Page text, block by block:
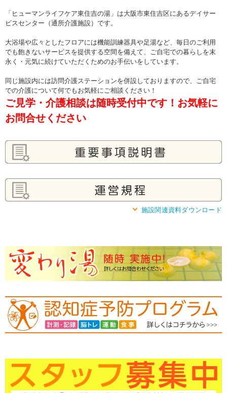
「ヒューマンライフケア東住吉の湯」は大阪市東住吉区にあるデイサー
ビスセンター（通所介護施設）です。
大浴場や広々としたフロアには機能訓練器具や足湯など、毎日のご利用
でも飽きないサービスを提供する空間を備えて、ご自宅での暮らしを末
永く・元気に続けていただくためのお手伝いをしています。
同じ施設内には訪問介護ステーションを併設しておりますので、ご自宅
での介護について何でもお気軽にご相談ください！
ご見学・介護相談は随時受付中です！お気軽に
お問合せください
施設関連資料ダウンロード